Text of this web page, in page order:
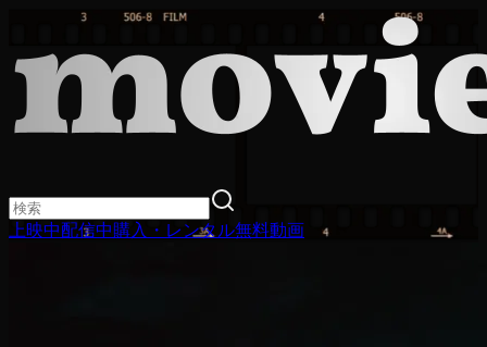
上映中配信中購入・レンタル無料動画